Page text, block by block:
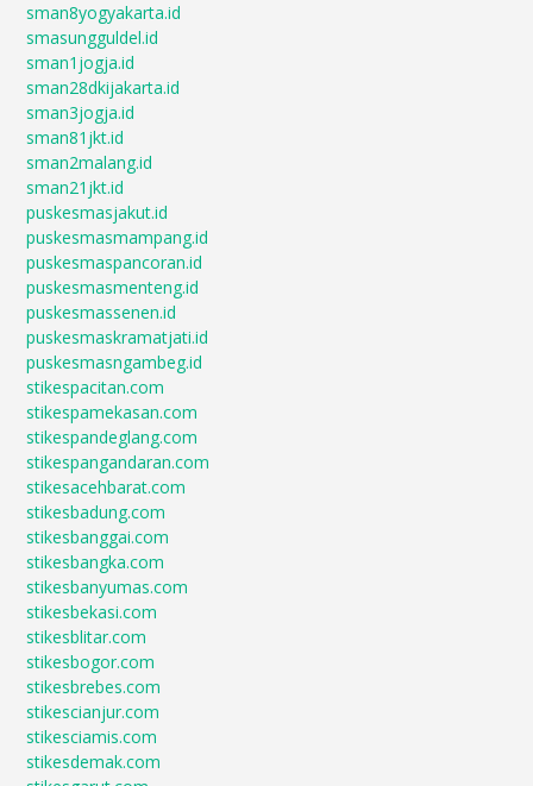
sman8yogyakarta.id
smasungguldel.id
sman1jogja.id
sman28dkijakarta.id
sman3jogja.id
sman81jkt.id
sman2malang.id
sman21jkt.id
puskesmasjakut.id
puskesmasmampang.id
puskesmaspancoran.id
puskesmasmenteng.id
puskesmassenen.id
puskesmaskramatjati.id
puskesmasngambeg.id
stikespacitan.com
stikespamekasan.com
stikespandeglang.com
stikespangandaran.com
stikesacehbarat.com
stikesbadung.com
stikesbanggai.com
stikesbangka.com
stikesbanyumas.com
stikesbekasi.com
stikesblitar.com
stikesbogor.com
stikesbrebes.com
stikescianjur.com
stikesciamis.com
stikesdemak.com